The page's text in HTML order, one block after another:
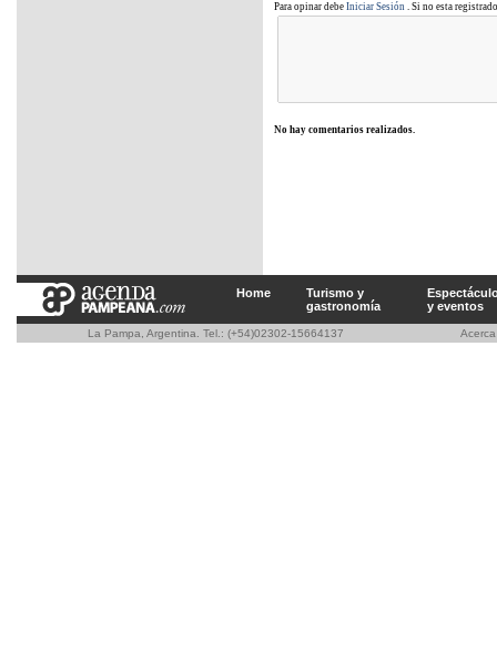
Para opinar debe Iniciar Sesión . Si no esta
No hay comentarios realizados.
Home
Turismo y
gastronomía
y eventos
La Pampa, Argentina. Tel.: (+54)02302-15664137